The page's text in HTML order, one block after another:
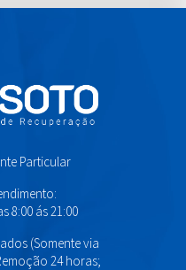
Particular
8:00 ás 21:00
(Somente via
24 horas;